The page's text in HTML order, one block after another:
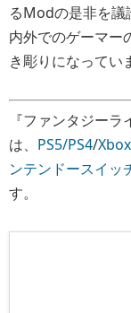
るModの是非を議
内外でのゲーマー
き彫りになってい
『ファンタジー
は、 PS5/PS4/
ンテンドースイッ
す。